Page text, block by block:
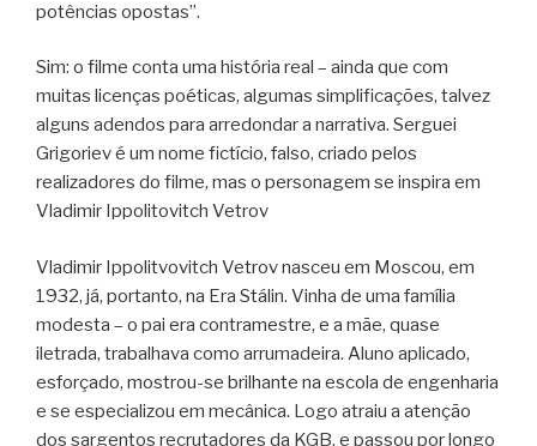
potências opostas”.
Sim: o filme conta uma história real – ainda que com
muitas licenças poéticas, algumas simplificações, talvez
alguns adendos para arredondar a narrativa. Serguei
Grigoriev é um nome fictício, falso, criado pelos
realizadores do filme, mas o personagem se inspira em
Vladimir Ippolitovitch Vetrov
Vladimir Ippolitvovitch Vetrov nasceu em Moscou, em
1932, já, portanto, na Era Stálin. Vinha de uma família
modesta – o pai era contramestre, e a mãe, quase
iletrada, trabalhava como arrumadeira. Aluno aplicado,
esforçado, mostrou-se brilhante na escola de engenharia
e se especializou em mecânica. Logo atraiu a atenção
dos sargentos recrutadores da KGB, e passou por longo